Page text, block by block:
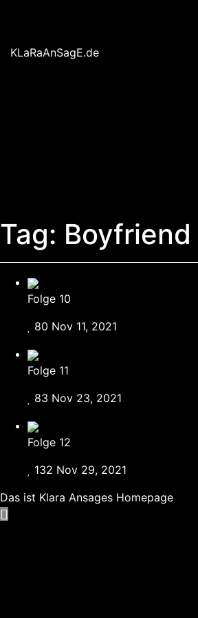
KLaRaAnSagE.de
Tag: Boyfriend
Folge 10
80 Nov 11, 2021
Folge 11
83 Nov 23, 2021
Folge 12
132 Nov 29, 2021
Das ist Klara Ansages Homepage